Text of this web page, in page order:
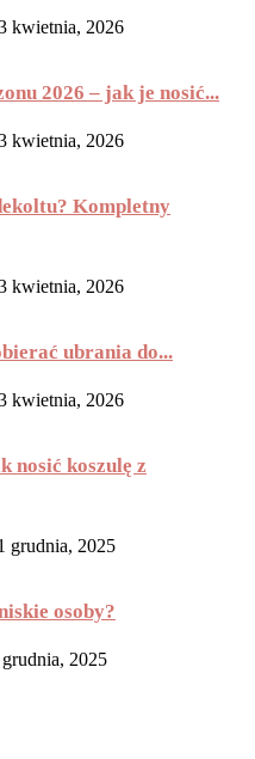
kwietnia, 2026
2026 – jak je nosić...
kwietnia, 2026
Kompletny
kwietnia, 2026
ubrania do...
kwietnia, 2026
nosić koszulę z
grudnia, 2025
osoby?
2025